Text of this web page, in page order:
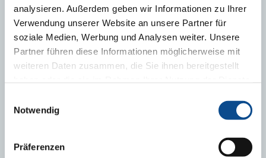
analysieren. Außerdem geben wir Informationen zu Ihrer
Verwendung unserer Website an unsere Partner für
soziale Medien, Werbung und Analysen weiter. Unsere
Partner führen diese Informationen möglicherweise mit
weiteren Daten zusammen, die Sie ihnen bereitgestellt
Notwendig
Präferenzen
Drago Rimac
direktor
drago.rimac@austrotherm.ba
marketinško - tehnička podrška
mob. tel: +387 (0)66 004 445